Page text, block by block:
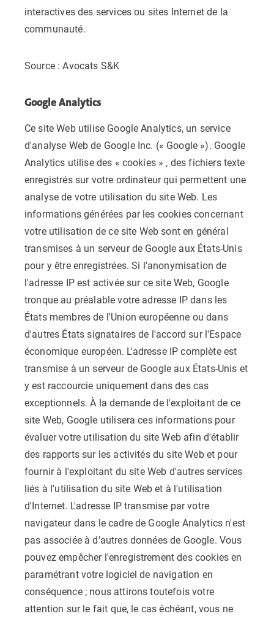
interactives des services ou sites Internet de la
communauté.
Source : Avocats S&K
Google Analytics
Ce site Web utilise Google Analytics, un service
d'analyse Web de Google Inc. (« Google »). Google
Analytics utilise des « cookies » , des fichiers texte
enregistrés sur votre ordinateur qui permettent une
analyse de votre utilisation du site Web. Les
informations générées par les cookies concernant
votre utilisation de ce site Web sont en général
transmises à un serveur de Google aux États-Unis
pour y être enregistrées. Si l'anonymisation de
l'adresse IP est activée sur ce site Web, Google
tronque au préalable votre adresse IP dans les
États membres de l'Union européenne ou dans
d'autres États signataires de l'accord sur l'Espace
économique européen. L'adresse IP complète est
transmise à un serveur de Google aux États-Unis et
y est raccourcie uniquement dans des cas
exceptionnels. À la demande de l'exploitant de ce
site Web, Google utilisera ces informations pour
évaluer votre utilisation du site Web afin d'établir
des rapports sur les activités du site Web et pour
fournir à l'exploitant du site Web d'autres services
liés à l'utilisation du site Web et à l'utilisation
d'Internet. L'adresse IP transmise par votre
navigateur dans le cadre de Google Analytics n'est
pas associée à d'autres données de Google. Vous
pouvez empêcher l'enregistrement des cookies en
paramétrant votre logiciel de navigation en
conséquence ; nous attirons toutefois votre
attention sur le fait que, le cas échéant, vous ne